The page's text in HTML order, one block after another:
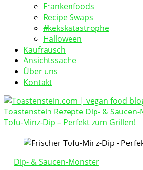
Frankenfoods
Recipe Swaps
#kekskatastrophe
Halloween
Kaufrausch
Ansichtssache
Über uns
Kontakt
vegan food blog
Toastenstein Rezepte Dip- &
Tofu-Minz-Dip – Perfekt zum Grillen!
Dip- & Saucen-Monster